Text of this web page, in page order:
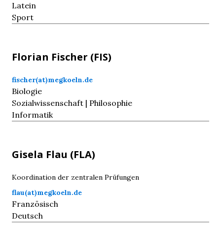
Latein
Sport
Florian Fischer (FIS)
fischer(at)megkoeln.de
Biologie
Sozialwissenschaft | Philosophie
Informatik
Gisela Flau (FLA)
Koordination der zentralen Prüfungen
flau(at)megkoeln.de
Französisch
Deutsch